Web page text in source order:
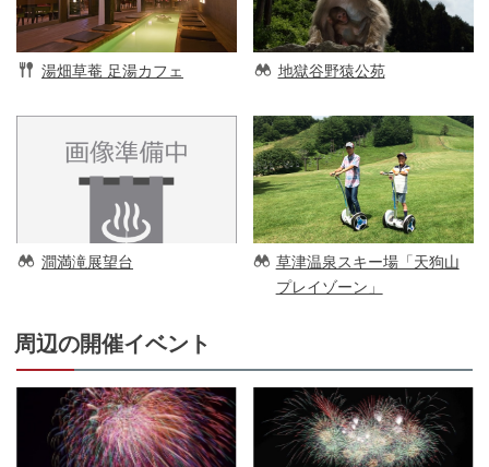
湯畑草菴 足湯カフェ 地獄谷野猿公苑
澗満滝展望台
草津温泉スキー場「天狗山
プレイゾーン」
周辺の開催イベント